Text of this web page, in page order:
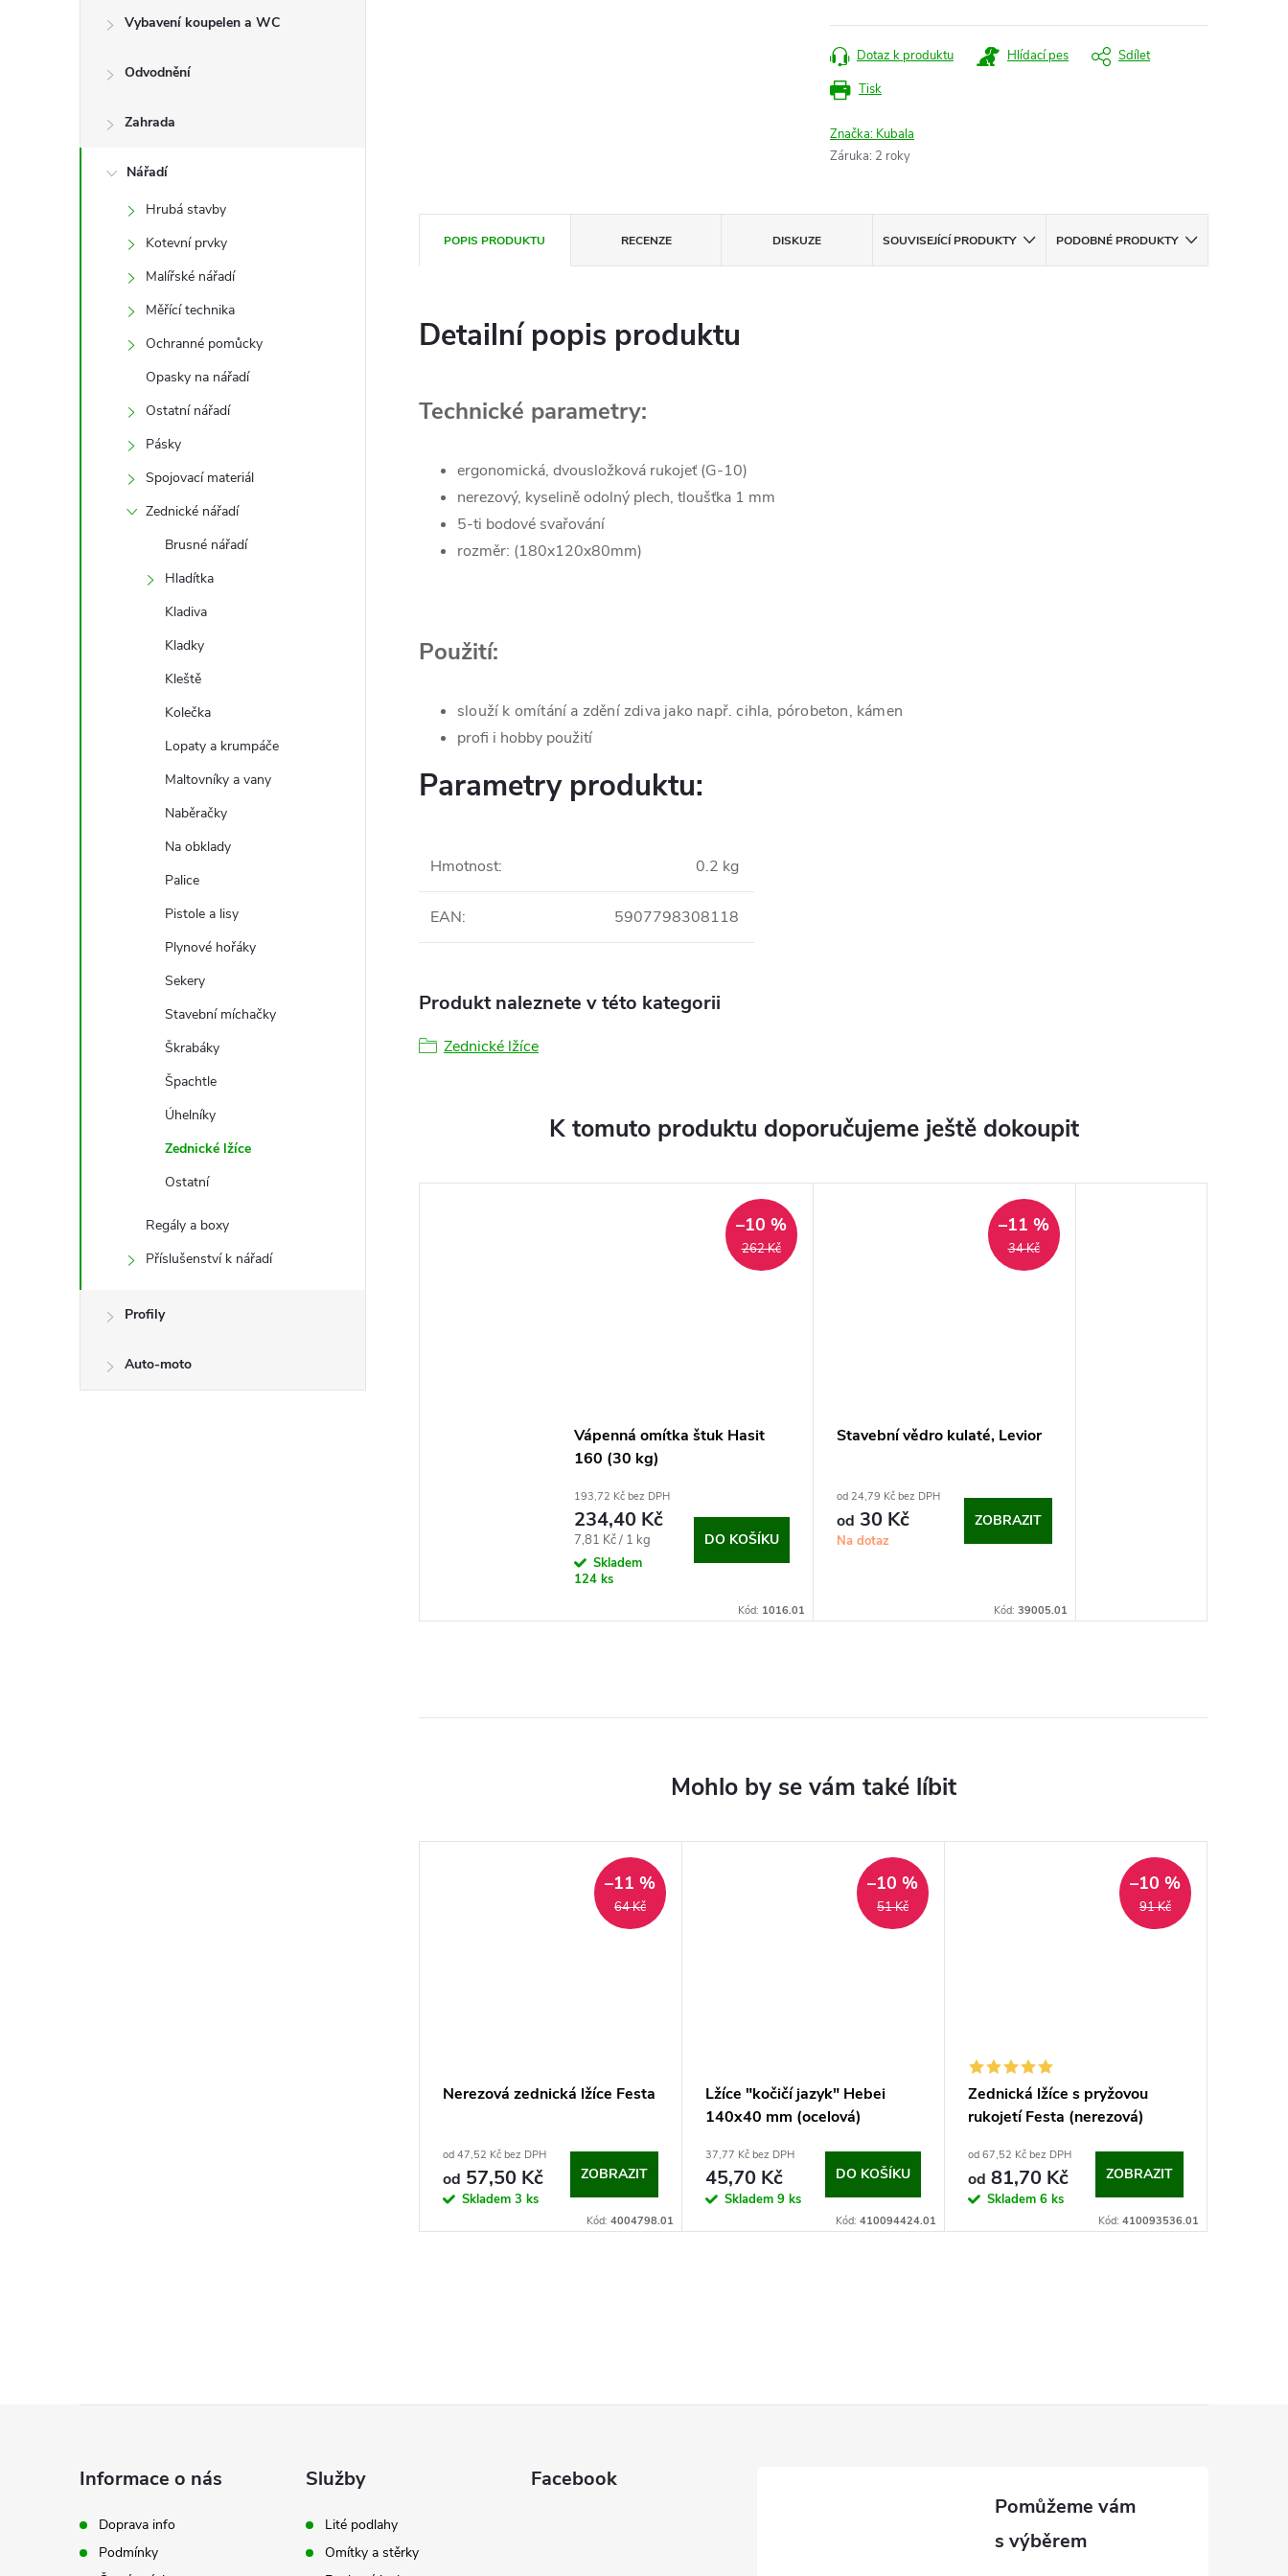
Vybavení koupelen a WC
Odvodnění
Zahrada
Nářadí
Hrubá stavby
Kotevní prvky
Malířské nářadí
Měřící technika
Ochranné pomůcky
Opasky na nářadí
Ostatní nářadí
Pásky
Spojovací materiál
Zednické nářadí
Brusné nářadí
Hladítka
Kladiva
Kladky
Kleště
Kolečka
Lopaty a krumpáče
Maltovníky a vany
Naběračky
Na obklady
Palice
Pistole a lisy
Plynové hořáky
Sekery
Stavební míchačky
Škrabáky
Špachtle
Úhelníky
Zednické lžíce
Ostatní
Regály a boxy
Příslušenství k nářadí
Profily
Auto-moto
Tisk
Dotaz k produktu Hlídací pes Sdílet
Značka: Kubala
Záruka: 2 roky
POPIS PRODUKTU RECENZE DISKUZE SOUVISEJÍCÍ PRODUKTY PODOBNÉ PRODUKTY
Detailní popis produktu
Technické parametry:
ergonomická, dvousložková rukojeť (G-10)
nerezový, kyselině odolný plech, tloušťka 1 mm
5-ti bodové svařování
rozměr: (180x120x80mm)
Použití:
slouží k omítání a zdění zdiva jako např. cihla, pórobeton, kámen
profi i hobby použití
Parametry produktu:
Hmotnost: 0.2 kg
EAN: 5907798308118
Produkt naleznete v této kategorii
Zednické lžíce
K tomuto produktu doporučujeme ještě dokoupit
262 Kč
–10 %
Vápenná omítka štuk Hasit
160 (30 kg)
193,72 Kč bez DPH
234,40 Kč
Měrná
cena:
7,81 Kč / 1 kg
Skladem
124 ks
DO KOŠÍKU
Kód: 1016.01
34 Kč
–11 %
Stavební vědro kulaté, Levior
od 24,79 Kč bez DPH
od 30 Kč
Na dotaz
ZOBRAZIT
Kód: 39005.01
64 Kč
–11 %
Nerezová zednická lžíce Festa
od 47,52 Kč bez DPH
od 57,50 Kč
Skladem 3 ks
ZOBRAZIT
Kód: 4004798.01
51 Kč
–10 %
Lžíce "kočičí jazyk" Hebei
140x40 mm (ocelová)
37,77 Kč bez DPH
45,70 Kč
Skladem 9 ks
DO KOŠÍKU
Kód: 410094424.01
91 Kč
–10 %
Zednická lžíce s pryžovou
rukojetí Festa (nerezová)
od 67,52 Kč bez DPH
od 81,70 Kč
Skladem 6 ks
ZOBRAZIT
Kód: 410093536.01
Informace o nás
Doprava info
Podmínky
Služby
Lité podlahy
Omítky a stěrky
Facebook